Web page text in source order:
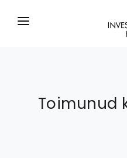
KONVERENTSID
Toimunud